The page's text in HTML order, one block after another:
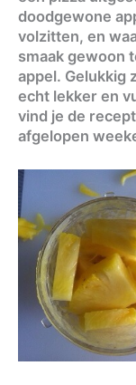
doodgewone
volzitten, en
smaak gewoon
appel. Gelukkig
echt lekker en
vind je de
afgelopen